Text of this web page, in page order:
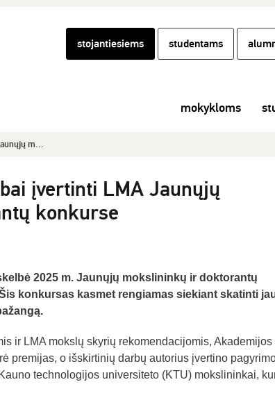
stojantiesiems studentams
mokykloms
m...
įvertinti LMA Jaunųjų
konkurse
2025 m. Jaunųjų mokslininkų ir doktorantų
konkursas kasmet rengiamas siekiant skatinti
ir LMA mokslų skyrių rekomendacijomis, Akademijos
premijas, o išskirtinių darbų autorius įvertino
technologijos universiteto (KTU) mokslininkai,